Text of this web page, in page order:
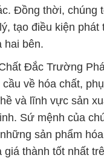
Đồng thời, chúng
tạo điều kiện phát
hai bên.
Đắc Trường
về hóa chất,
và lĩnh vực sản
Sứ mệnh của
sản phẩm
giá thành tốt nhất